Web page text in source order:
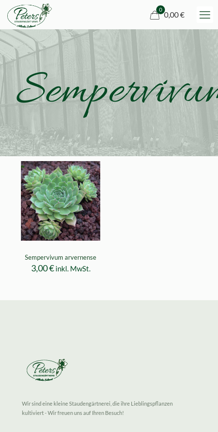
0
0,00 €
Sempervivum arvernense
3,00€ inkl. MwSt.
Wir sind eine kleine Staudengärtnerei, die ihre Lieblingspflanzen
kultiviert - Wir freuen uns auf Ihren Besuch!